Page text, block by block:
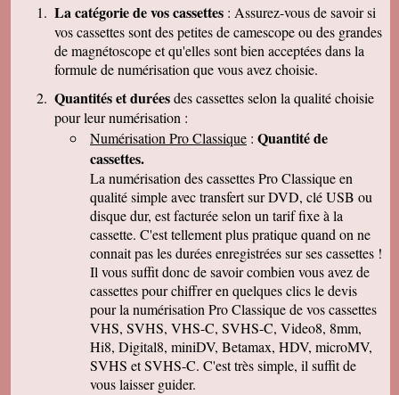
Thierry P.
j'ai bien reçu les lots de dvd ! merci de votre
travail et de votre gentillesse ! cordialement
Patrick C.
J 'ai bien reçu le colis , je suis content de votre
travail, ma famille en métropole doit vous
envoyer le reste des cassettes. Cordialement
J-Claude L.
Bonjour, je voulait vous remercier sincérement
pour le travail que avez effectuer en restituant
les films de nos cassettes mini dv sur dvd.
Vôtre travail est excellent et vôtre sérieux est
irréprochable. Nous auront d'autre cassettes a
vous envoyer prochainement. Encore merci est
désoler de vous remercier avec autant de retard
... Bonne continuation
Caroline P.
Merci pour votre professionnalisme. vous etes
une bonne adresse et ne manquerais pas de
parler de vous . Encore merci
J-Pierre B.
Tout est OK, merci! Dans l'avenir, j'aurai sans
doute encore recours à vous pour le même
genre de travail. Cordialement
La catégorie de vos cassettes : Assurez-vous de savoir si
vos cassettes sont des petites de camescope ou des grandes
de magnétoscope et qu'elles sont bien acceptées dans la
formule de numérisation que vous avez choisie.
Quantités et duréesdes cassettes selon la qualité choisie
pour leur numérisation :
Numérisation Pro Classique : Quantité de
cassettes.
La numérisation des cassettes Pro Classique en
qualité simple avec transfert sur DVD, clé USB ou
disque dur, est facturée selon un tarif fixe à la
cassette. C'est tellement plus pratique quand on ne
connait pas les durées enregistrées sur ses cassettes !
Il vous suffit donc de savoir combien vous avez de
cassettes pour chiffrer en quelques clics le devis
pour la numérisation Pro Classique de vos cassettes
VHS, SVHS, VHS-C, SVHS-C, Video8, 8mm,
Hi8, Digital8, miniDV, Betamax, HDV, microMV,
SVHS et SVHS-C. C'est très simple, il suffit de
vous laisser guider.